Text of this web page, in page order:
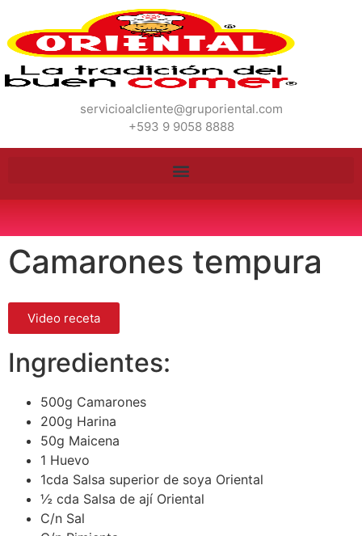
servicioalcliente@gruporiental.com
+593 9 9058 8888
Camarones tempura
Video receta
Ingredientes:
500g Camarones
200g Harina
50g Maicena
1 Huevo
1cda Salsa superior de soya Oriental
½ cda Salsa de ají Oriental
C/n Sal